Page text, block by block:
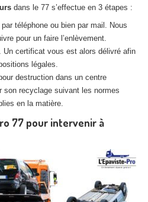
dans le 77 s’effectue en 3 étapes :
téléphone ou bien par mail. Nous
pour un faire l’enlèvement.
certificat vous est alors délivré afin
légales.
destruction dans un centre
recyclage suivant les normes
en la matière.
77 pour intervenir à